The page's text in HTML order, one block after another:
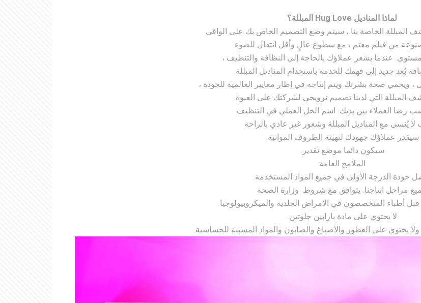
لماذا المناديل Hug Love المبللة؟
المبللة الخاصة بنا ، سيتم وضع التصميم الخاص بك على الواقي
من فيلم معتم ، مع سطوع عالٍ وأقل انتقال للضوء.
عندما يشعر عملاؤك بالحاجة إلى النظافة والتنظيف ،
بُعد جديد إلى فهمك للخدمة باستخدام المناديل المبللة.
، ويحمي صحة بشرتك ويتم إنتاجه في إطار معايير العالمية للجودة ،
المبللة التي لدينا تصميم ترويجي لشركتك على العبوة.
رضا العملاء بين يديك. اسم الحل العملي في التنظيف
لا يُنسى مع المناديل المبللة وشعور غير عادي بالراحة
سيقدر عملاؤك جهودك لتهيئة الظروف المواتية.
سيكون دائما موضع تقدير.
الملامح العامة
جودة الدرجة الأولى في جميع المواد المستخدمة.
مراحل انتاجنا. يتوافق مع شروط وزارة الصحة
أطباء المتخصصون في الامراض الجلدية والميكروبيولوجيا.
لا يحتوي على مادة بارابين جلوتين.
يحتوي على العطور والأصباغ والصابون والمواد المسببة للحساسية.